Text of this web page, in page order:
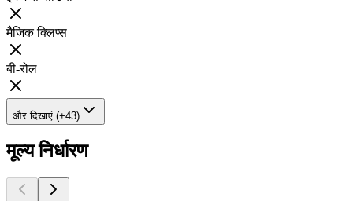
मैजिक क्लिप्स
बी-रोल
और दिखाएं (+43)
मूल्य निर्धारण